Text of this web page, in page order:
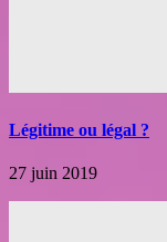
Légitime ou légal ?
27 juin 2019